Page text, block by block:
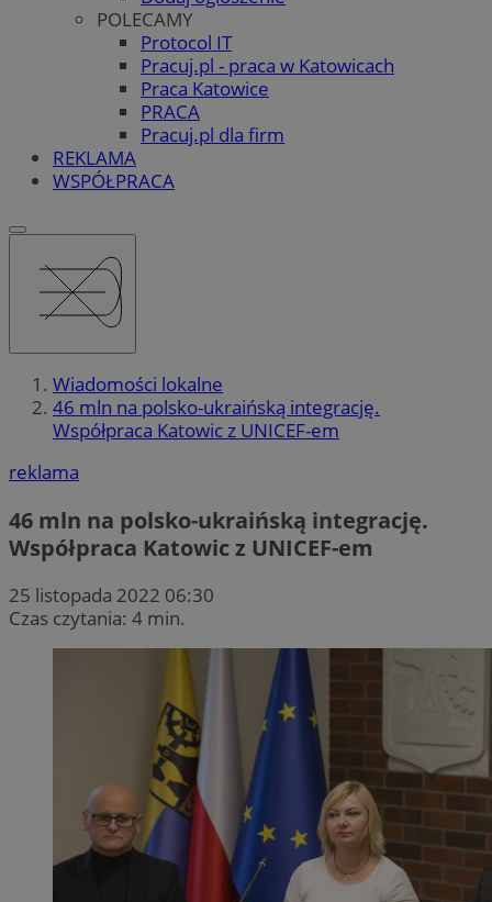
POLECAMY
Protocol IT
Pracuj.pl - praca w Katowicach
Praca Katowice
PRACA
Pracuj.pl dla firm
REKLAMA
WSPÓŁPRACA
Wiadomości lokalne
46 mln na polsko-ukraińską integrację.
Współpraca Katowic z UNICEF-em
reklama
46 mln na polsko-ukraińską integrację.
Współpraca Katowic z UNICEF-em
25 listopada 2022 06:30
Czas czytania: 4 min.